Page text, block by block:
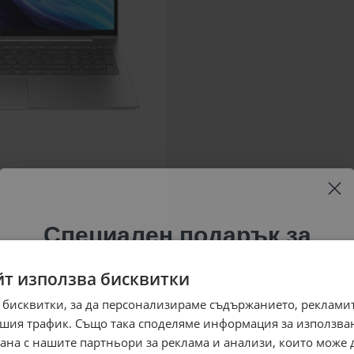
използва бисквитки
за да персонализираме съдържанието,
трафик. Също така споделяме информация за
с нашите партньори за реклама и анализи, които може
Специален подарък за
специални предложения само за теб като
въведеш само email адрес и получи отстъпка от
първата ти поръчка.